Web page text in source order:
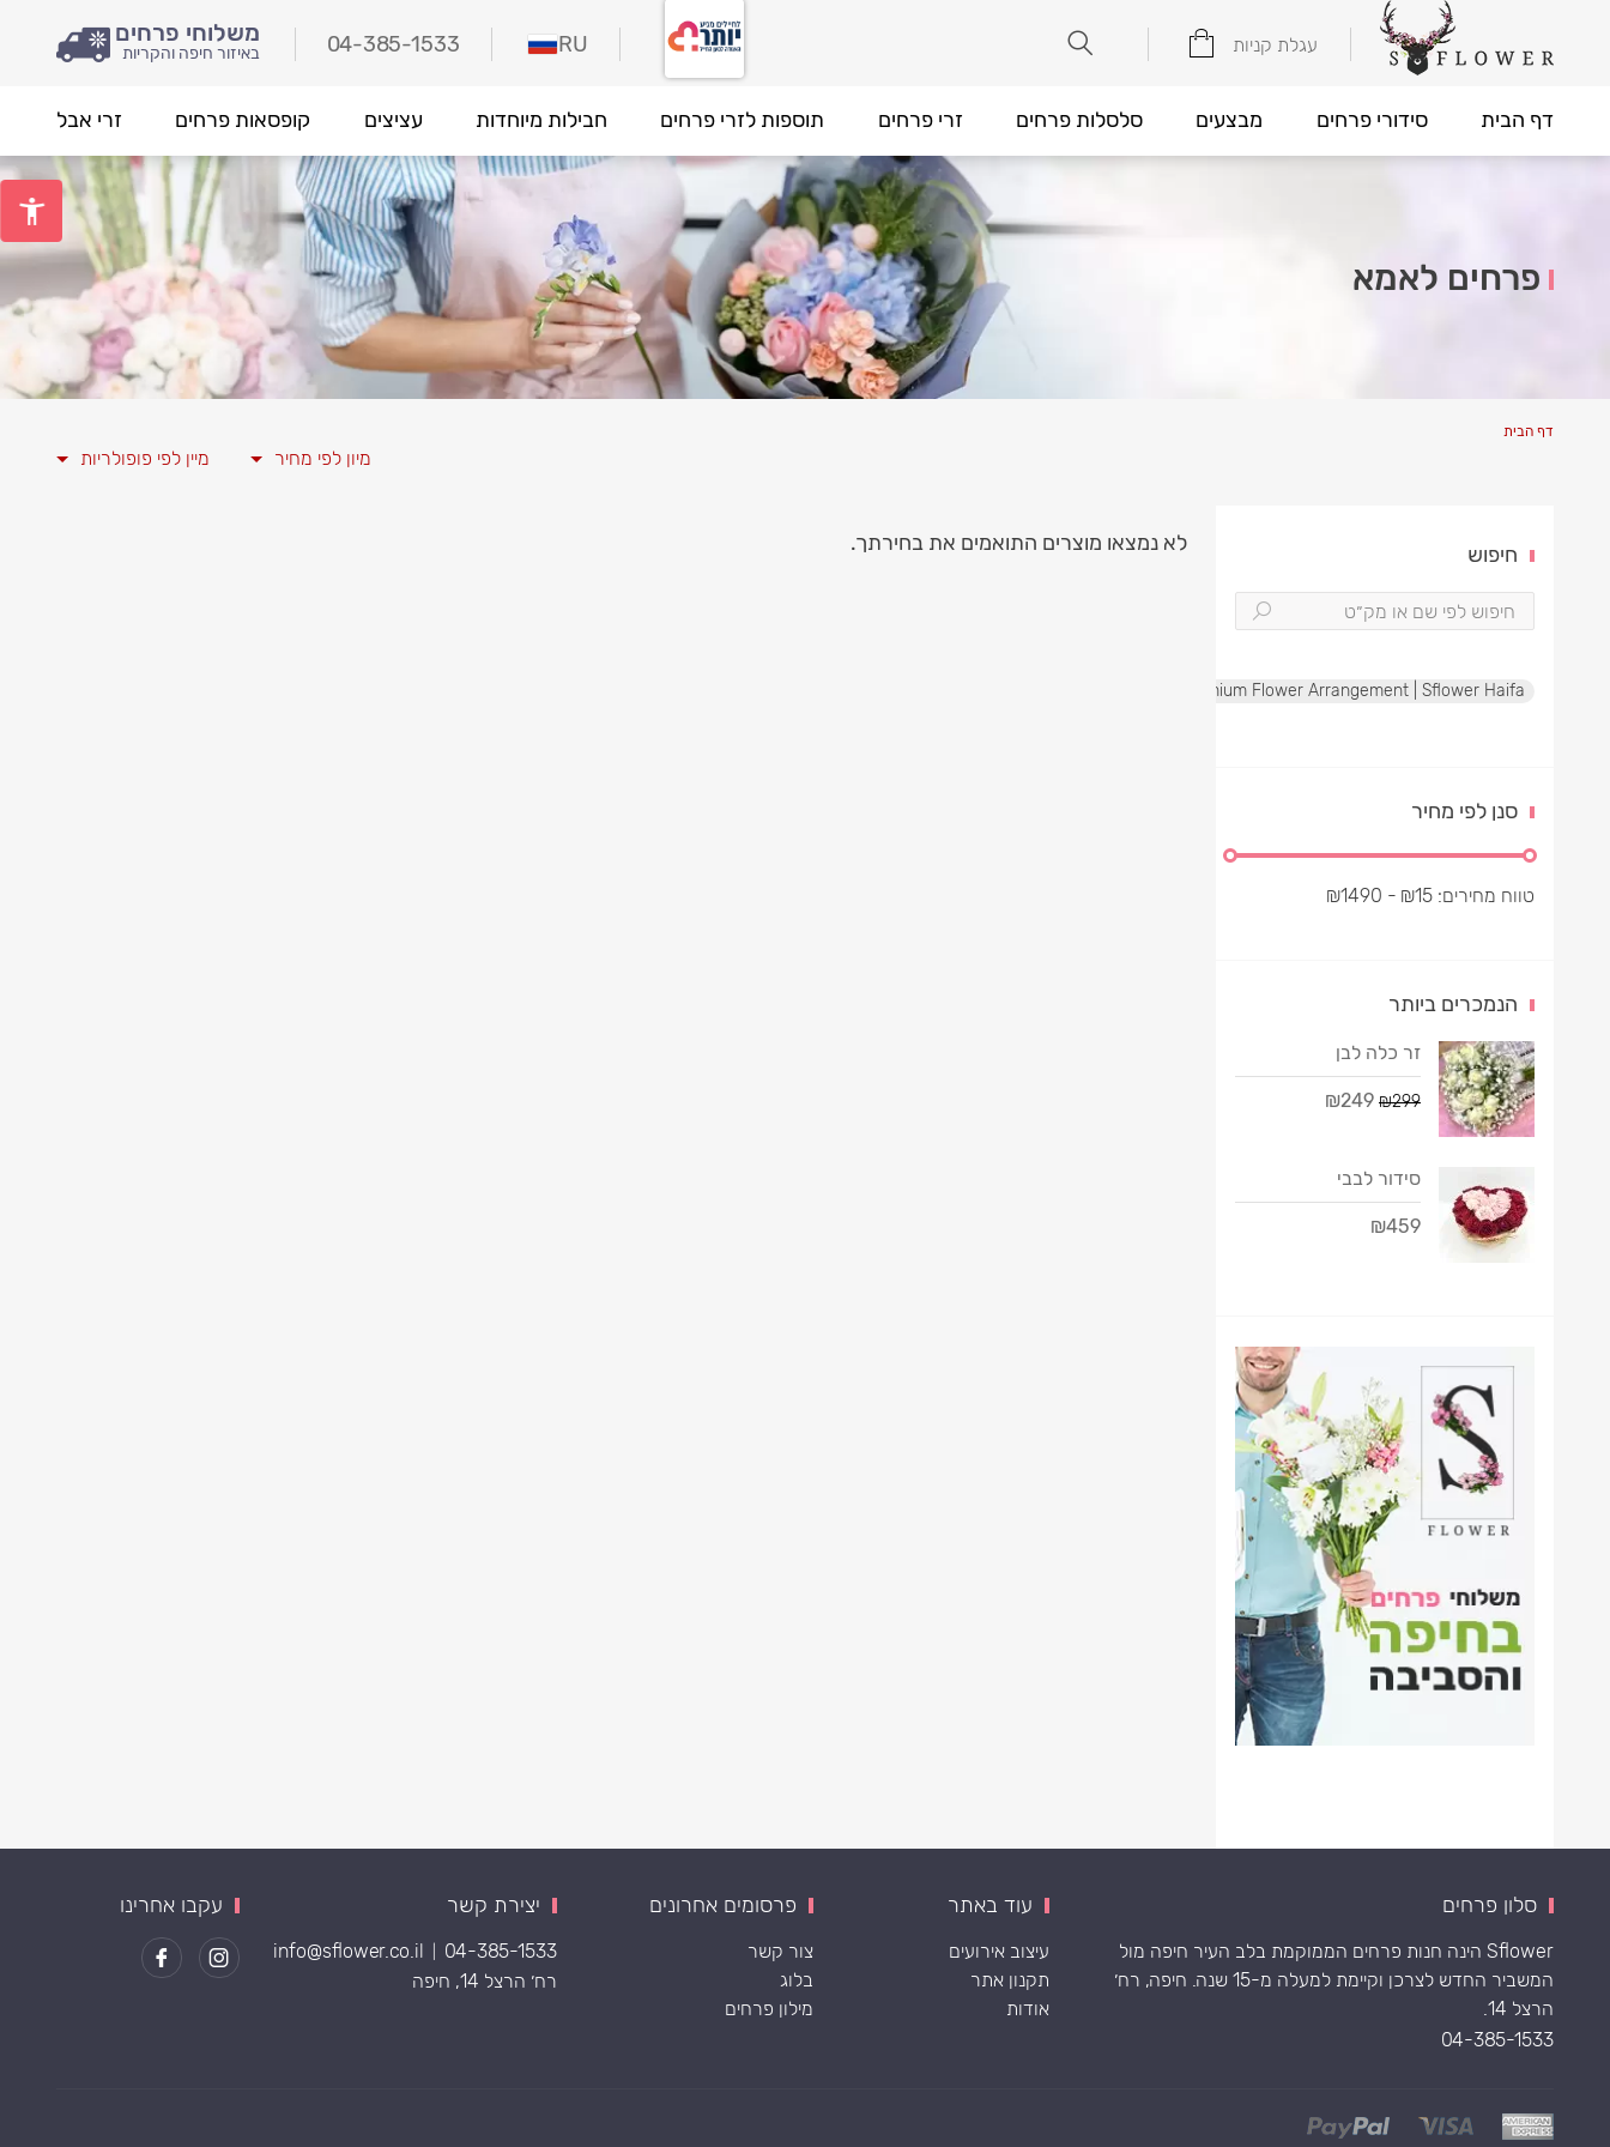
עגלת קניות משלוחי פרחים
באיזור חיפה והקריות 04-385-1533 RU
דף הבית סידורי פרחים מבצעים סלסלות פרחים זרי פרחים תוספות לזרי פרחים חבילות מיוחדות עציצים קופסאות פרחים זרי אבל
פרחים לאמא
דף הבית
מיון לפי מחיר מיין לפי פופולריות
לא נמצאו מוצרים התואמים את בחירתך. חיפוש
Luxury Red & White Rose Box | Premium Flower Arrangement | Sflower Haifa
סנן לפי מחיר
טווח מחירים: ₪15
- ₪
1490
הנמכרים ביותר
זר כלה לבן
₪299
₪249
סידור לבבי
₪459
סלון פרחים
Sflower הינה חנות פרחים הממוקמת בלב העיר חיפה מול
המשביר החדש לצרכן וקיימת למעלה מ-15 שנה. חיפה, רח׳
הרצל 14.
04-385-1533
עוד באתר
עיצוב אירועים
תקנון אתר
אודות
פרסומים אחרונים
צור קשר
בלוג
מילון פרחים
יצירת קשר
04-385-1533
info@sflower.co.il
רח׳ הרצל 14, חיפה
עקבו אחרינו